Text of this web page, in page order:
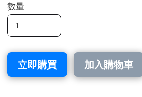
數量
立即購買 加入購物車